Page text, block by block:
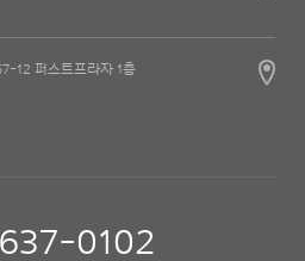
12 퍼스트프라자 1층
0102